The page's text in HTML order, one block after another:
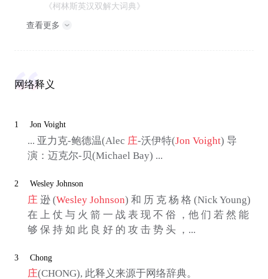
《柯林斯英汉双解大词典》
查看更多
网络释义
1 Jon Voight
... 亚力克-鲍德温(Alec 庄-沃伊特(Jon Voight) 导
演：迈克尔-贝(Michael Bay) ...
2 Wesley Johnson
庄 逊 (Wesley Johnson) 和 历 克 杨 格 (Nick Young)
在 上 仗 与 火 箭 一 战 表 现 不 俗 ，他 们 若 然 能
够 保 持 如 此 良 好 的 攻 击 势 头 ，...
3 Chong
庄(CHONG), 此释义来源于网络辞典。